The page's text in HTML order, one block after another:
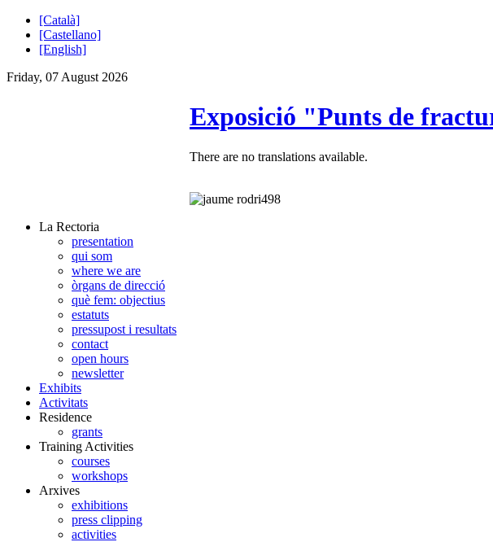
[Català]
[Castellano]
[English]
Friday, 07 August 2026
Exposició "Punts de
There are no translations available.
La Rectoria
presentation
qui som
where we are
òrgans de direcció
què fem: objectius
estatuts
pressupost i resultats
contact
open hours
newsletter
Exhibits
Activitats
Residence
grants
Training Activities
courses
workshops
Arxives
exhibitions
press clipping
activities